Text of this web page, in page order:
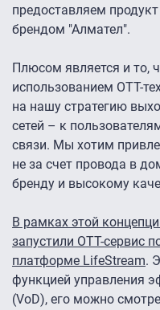
предоставляем
брендом "Алмател".
Плюсом является и то,
использованием ОТТ-
на нашу стратегию
сетей – к
связи. Мы хотим
не за счет провода в
бренду и высокому
В рамках этой
запустили OTT-сервис
платформе LifeStream.
функцией управления
(VoD), его можно